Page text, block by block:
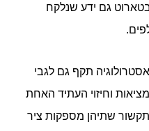
גם ידע שנלקח
תקף גם לגבי
וחיזוי העתיד האחת
שתיהן מספקות ציר